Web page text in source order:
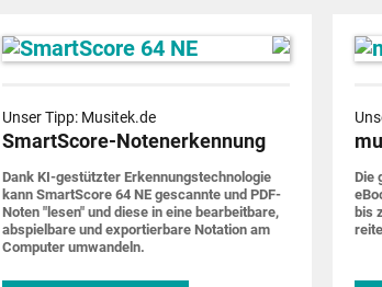
Unser Tipp: Musitek.de
SmartScore-Notenerkennung
Dank KI-gestützter Erkennungs­techno­logie
kann SmartScore 64 NE gescannte und PDF-
Noten "lesen" und diese in eine bearbeit­bare,
abspiel­bare und expor­tier­bare Notation am
Computer um­wandeln.
Die
bis